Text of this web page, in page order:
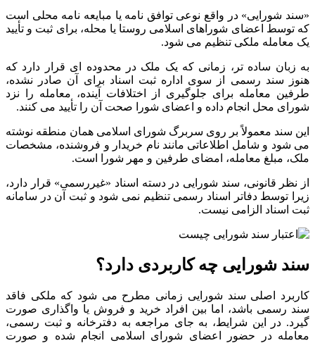
«سند شورایی» در واقع نوعی توافق نامه یا مبایعه نامه محلی است
که توسط اعضای شوراهای اسلامی روستا یا محله، برای ثبت و تأیید
یک معامله ملکی تنظیم می شود.
به زبان ساده تر، زمانی که یک ملک در محدوده ای قرار دارد که
هنوز سند رسمی از سوی اداره ثبت اسناد برای آن صادر نشده،
طرفین معامله برای جلوگیری از اختلافات آینده، معامله را نزد
شورای محل انجام داده و اعضای شورا صحت آن را تأیید می کنند.
این سند معمولاً بر روی سربرگ شورای اسلامی همان منطقه نوشته
می شود و شامل اطلاعاتی مانند نام خریدار و فروشنده، مشخصات
ملک، مبلغ معامله، امضای طرفین و مهر شورا است.
از نظر قانونی، سند شورایی در دسته اسناد «غیررسمی» قرار دارد،
زیرا توسط دفاتر اسناد رسمی تنظیم نمی شود و ثبت آن در سامانه
ثبت اسناد الزامی نیست.
سند شورایی چه کاربردی دارد؟
کاربرد اصلی سند شورایی زمانی مطرح می شود که ملکی فاقد
سند رسمی باشد، اما بین افراد خرید و فروش یا واگذاری صورت
گیرد. در این شرایط، به جای مراجعه به دفترخانه و ثبت رسمی،
معامله در حضور اعضای شورای اسلامی انجام شده و صورت